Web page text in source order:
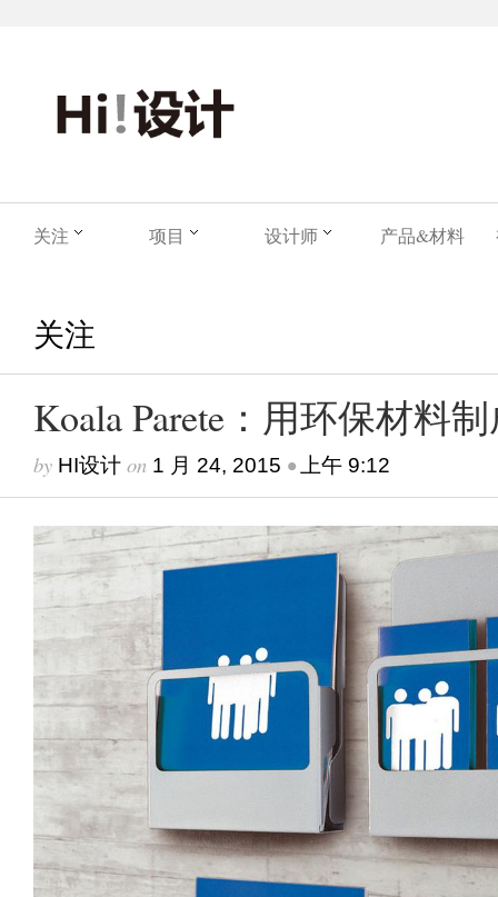
关注 项目 设计师 产品&材料
关注
Koala Parete：用环保材料
by HI设计 on 1 月 24, 2015 • 上午 9:12